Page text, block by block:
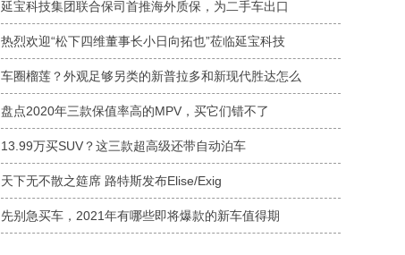
​延宝科技集团联合保司首推海外质保，为二手车出口
热烈欢迎“松下四维董事长小日向拓也”莅临延宝科技
车圈榴莲？外观足够另类的新普拉多和新现代胜达怎么
盘点2020年三款保值率高的MPV，买它们错不了
13.99万买SUV？这三款超高级还带自动泊车
天下无不散之筵席 路特斯发布Elise/Exig
先别急买车，2021年有哪些即将爆款的新车值得期